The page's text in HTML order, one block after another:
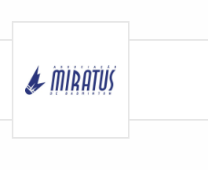
content